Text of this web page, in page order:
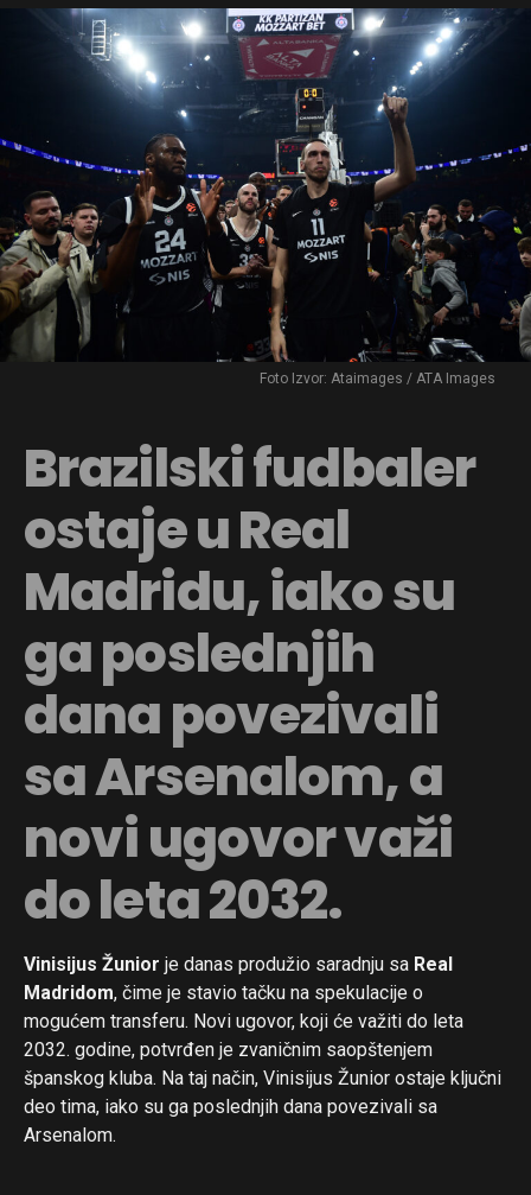
Foto Izvor: Ataimages / ATA Images
Brazilski fudbaler
ostaje u Real
Madridu, iako su
ga poslednjih
dana povezivali
sa Arsenalom, a
novi ugovor važi
do leta 2032.
Vinisijus Žunior je danas produžio saradnju sa Real
Madridom, čime je stavio tačku na spekulacije o
mogućem transferu. Novi ugovor, koji će važiti do leta
2032. godine, potvrđen je zvaničnim saopštenjem
španskog kluba. Na taj način, Vinisijus Žunior ostaje ključni
deo tima, iako su ga poslednjih dana povezivali sa
Arsenalom.